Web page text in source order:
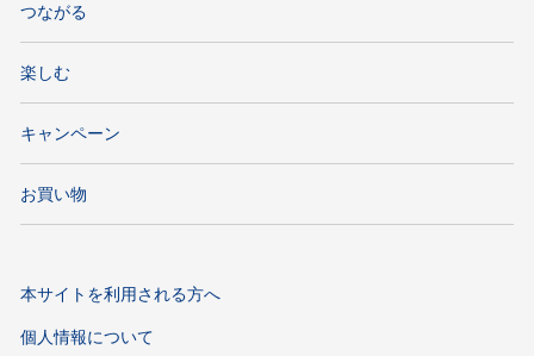
つながる
楽しむ
キャンペーン
お買い物
本サイトを利用される方へ
個人情報について